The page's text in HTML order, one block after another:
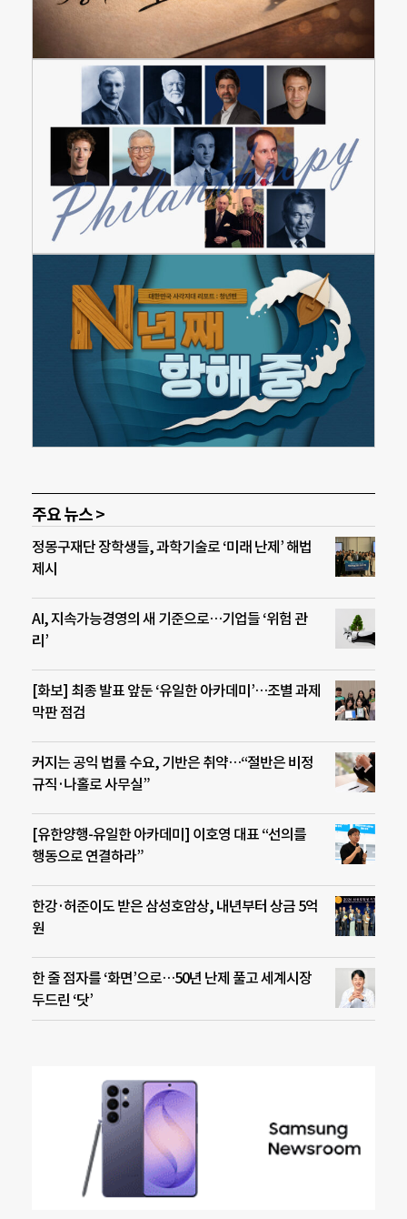
주요 뉴스 >
정몽구재단 장학생들, 과학기술로 ‘미래 난제’ 해법
제시
AI, 지속가능경영의 새 기준으로…기업들 ‘위험 관
리’
[화보] 최종 발표 앞둔 ‘유일한 아카데미’…조별 과제
막판 점검
커지는 공익 법률 수요, 기반은 취약…“절반은 비정
규직·나홀로 사무실”
[유한양행-유일한 아카데미] 이호영 대표 “선의를
행동으로 연결하라”
한강·허준이도 받은 삼성호암상, 내년부터 상금 5억
원
한 줄 점자를 ‘화면’으로…50년 난제 풀고 세계시장
두드린 ‘닷’